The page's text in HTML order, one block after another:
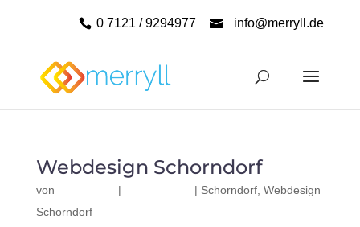
0 7121 / 9294977 info@merryll.de
Webdesign Schorndorf
von | | Schorndorf, Webdesign
Schorndorf